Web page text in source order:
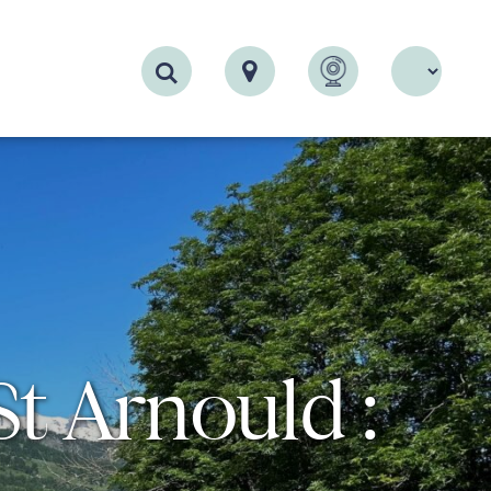
Recherche
Arnould :